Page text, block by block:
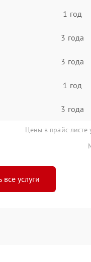
1 год
3 года
3 года
1 год
3 года
Цены в прайс-листе
все услуги